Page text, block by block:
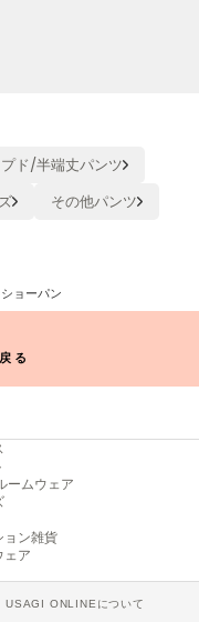
ド/半端丈パンツ
その他パンツ
ョーパン
る
ームウェア
ョン雑貨
ェア
USAGI ONLINEについて